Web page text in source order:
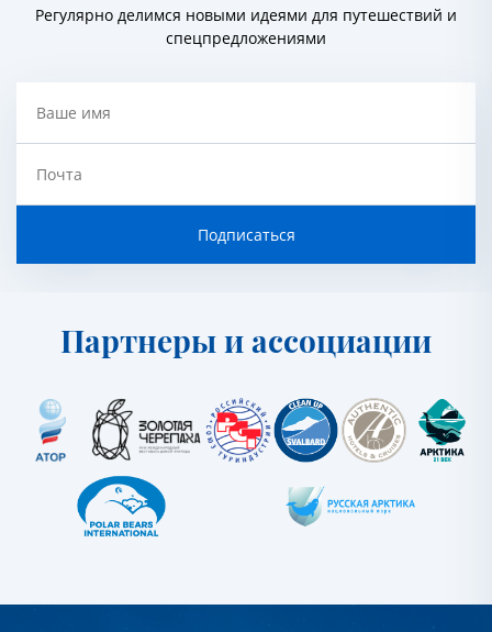
Регулярно делимся новыми идеями для путешествий и
спецпредложениями
Ваше имя
Почта
Подписаться
Партнеры и ассоциации